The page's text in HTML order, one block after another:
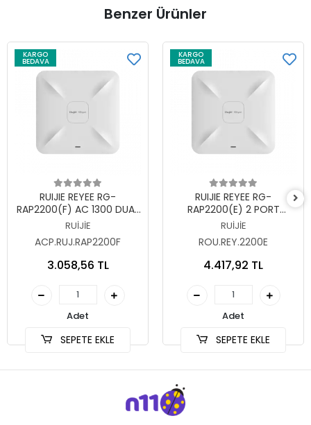
Benzer Ürünler
KARGO
BEDAVA
Sepete Ekle
RUIJIE REYEE RG-
RAP2200(F) AC 1300 DUAL
BAND TAVAN TİPİ ACCES
RUİJİE
ACP.RUJ.RAP2200F
3.058,56 TL
Adet
SEPETE EKLE
KARGO
BEDAVA
Sepete Ekle
RUIJIE REYEE RG-
RAP2200(E) 2 PORT
AC1300 2.4/5GHZ
10/100/1000 2X2 İÇORTAM
POE ACCESS POINT
RUİJİE
ROU.REY.2200E
4.417,92 TL
Adet
SEPETE EKLE